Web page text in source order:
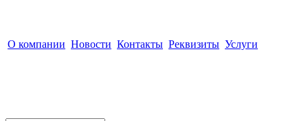
О компании Новости Контакты Реквизиты Услуги